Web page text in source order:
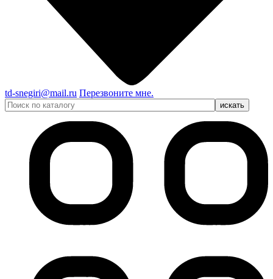
td-snegiri@mail.ru Перезвоните мне.